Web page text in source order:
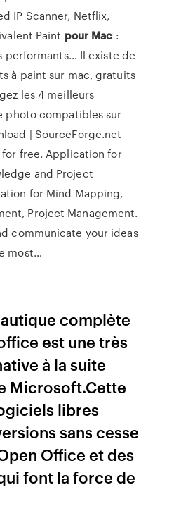
IP Scanner, Netflix,
Paint pour Mac :
performants… Il existe de
à paint sur mac, gratuits
les 4 meilleurs
photo compatibles sur
| SourceForge.net
for free. Application for
and Project
for Mind Mapping,
Project Management.
communicate your ideas
most…
complète
est une très
à la suite
Microsoft.Cette
libres
sans cesse
Office et des
font la force de